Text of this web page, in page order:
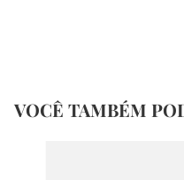
VOCÊ TAMBÉM